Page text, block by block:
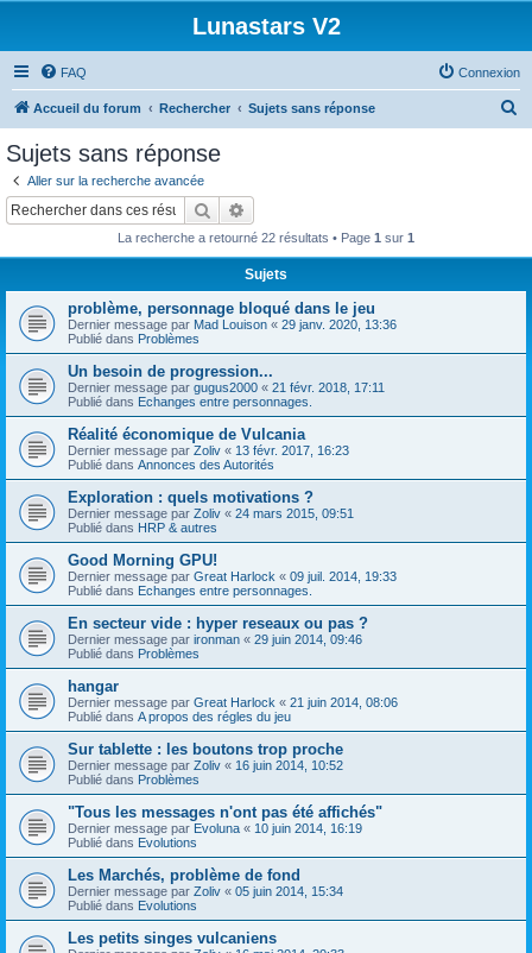
Lunastars V2
FAQ Connexion
Accueil du forum Rechercher Sujets sans réponse
Sujets sans réponse
Aller sur la recherche avancée
Rechercher
La recherche a retourné 22 résultats • Page 1 sur 1
Sujets
problème, personnage bloqué dans le jeu
Dernier message par Mad Louison « 29 janv. 2020, 13:36
Publié dans Problèmes
Un besoin de progression...
Dernier message par gugus2000 « 21 févr. 2018, 17:11
Publié dans Echanges entre personnages.
Réalité économique de Vulcania
Dernier message par Zoliv « 13 févr. 2017, 16:23
Publié dans Annonces des Autorités
Exploration : quels motivations ?
Dernier message par Zoliv « 24 mars 2015, 09:51
Publié dans HRP & autres
Good Morning GPU!
Dernier message par Great Harlock « 09 juil. 2014, 19:33
Publié dans Echanges entre personnages.
En secteur vide : hyper reseaux ou pas ?
Dernier message par ironman « 29 juin 2014, 09:46
Publié dans Problèmes
hangar
Dernier message par Great Harlock « 21 juin 2014, 08:06
Publié dans A propos des régles du jeu
Sur tablette : les boutons trop proche
Dernier message par Zoliv « 16 juin 2014, 10:52
Publié dans Problèmes
"Tous les messages n'ont pas été affichés"
Dernier message par Evoluna « 10 juin 2014, 16:19
Publié dans Evolutions
Les Marchés, problème de fond
Dernier message par Zoliv « 05 juin 2014, 15:34
Publié dans Evolutions
Les petits singes vulcaniens